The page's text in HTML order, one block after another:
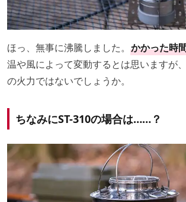
ほっ、無事に沸騰しました。 かかった時
温や風によって変動するとは思いますが
の火力ではないでしょうか。
ちなみにST-310の場合は……？